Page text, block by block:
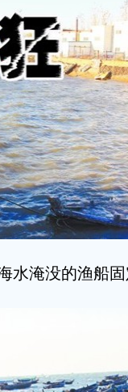
水淹没的渔船